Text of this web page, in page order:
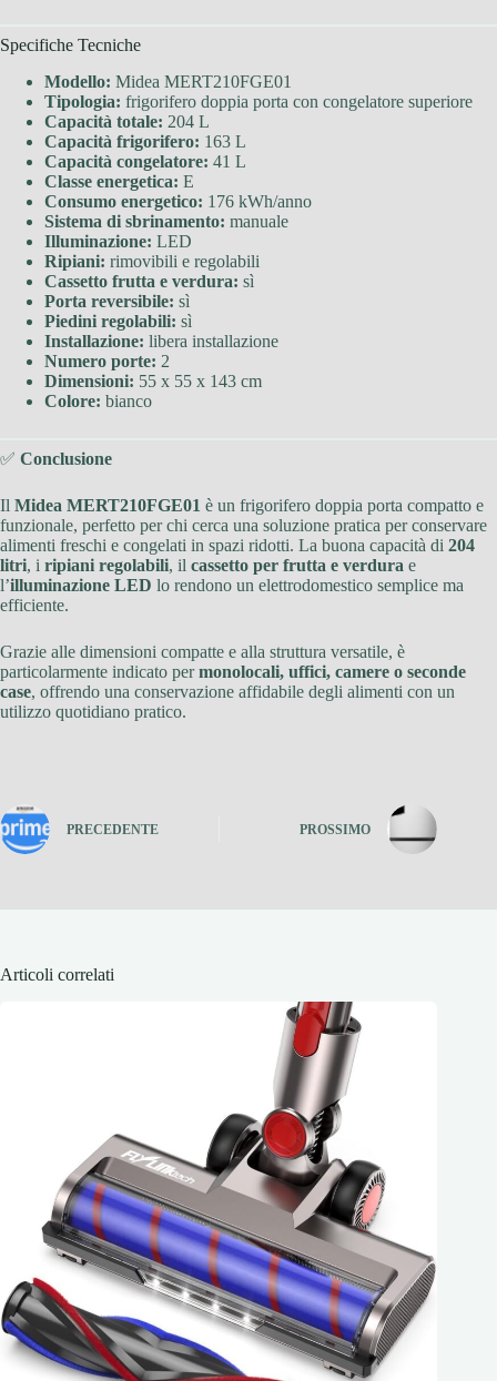
Specifiche Tecniche
Modello: Midea MERT210FGE01
Tipologia: frigorifero doppia porta con congelatore superiore
Capacità totale: 204 L
Capacità frigorifero: 163 L
Capacità congelatore: 41 L
Classe energetica: E
Consumo energetico: 176 kWh/anno
Sistema di sbrinamento: manuale
Illuminazione: LED
Ripiani: rimovibili e regolabili
Cassetto frutta e verdura: sì
Porta reversibile: sì
Piedini regolabili: sì
Installazione: libera installazione
Numero porte: 2
Dimensioni: 55 x 55 x 143 cm
Colore: bianco
✅ Conclusione
Il Midea MERT210FGE01 è un frigorifero doppia porta compatto e
funzionale, perfetto per chi cerca una soluzione pratica per conservare
alimenti freschi e congelati in spazi ridotti. La buona capacità di 204
litri, i ripiani regolabili, il cassetto per frutta e verdura e
l’illuminazione LED lo rendono un elettrodomestico semplice ma
efficiente.
Grazie alle dimensioni compatte e alla struttura versatile, è
particolarmente indicato permonolocali, uffici, camere o seconde
case, offrendo una conservazione affidabile degli alimenti con un
utilizzo quotidiano pratico.
PRECEDENTE PROSSIMO
Articoli correlati